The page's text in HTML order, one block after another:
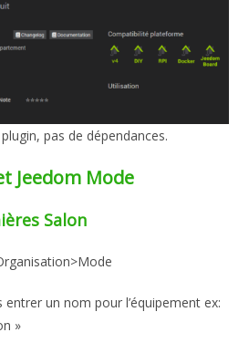
pas de dépendances.
Jeedom Mode
Salon
un nom pour l’équipement ex:
»